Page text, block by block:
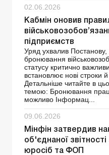
02.06.2026
Кабмін оновив
підприємств
Уряд ухвалив
бронювання
статусу критично
встановлює нові строки й
Детальніше читайте в
темою: Бронювання
можливо Інформац...
09.06.2026
Мінфін затвердив
об'єднаної
юросіб та ФОП